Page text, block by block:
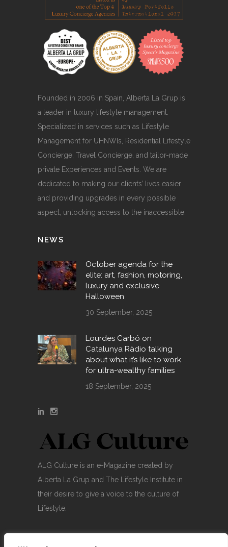
Founded in 2006 in Spain, Alberta La Grup is
a leader in luxury lifestyle management.
Specialized in services such as Lifestyle
Management for UHNWIs, Residential Lifestyle
Concierge, Travel Concierge, and tailor-made
private Experiences and Events. We are
dedicated to making our clients’ lives easier
and providing upgrades in every possible
aspect, unlocking access to the inaccessible.
NEWS
October agenda for the
elite: art, fashion, motoring,
luxury and exclusive
Halloween
30 September, 2025
Lourdes Carbó on
Catalunya Ràdio talking
about what it’s like to work
for ultra-wealthy families
18 September, 2025
ALG Culture is an e-Magazine created by
Alberta La Grup and The Lifestyle Institute in
their desire to give a voice to the culture of
Lifestyle.